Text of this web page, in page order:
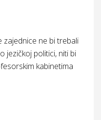
zajednice ne bi trebali
jezičkoj politici, niti bi
kabinetima